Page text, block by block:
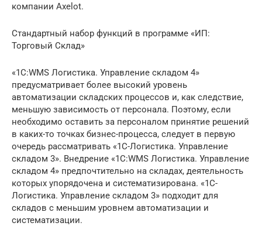
компании Axelot.
Стандартный набор функций в программе «ИП:
Торговый Склад»
«1С:WMS Логистика. Управление складом 4»
предусматривает более высокий уровень
автоматизации складских процессов и, как следствие,
меньшую зависимость от персонала. Поэтому, если
необходимо оставить за персоналом принятие решений
в каких-то точках бизнес-процесса, следует в первую
очередь рассматривать «1С-Логистика. Управление
складом 3». Внедрение «1С:WMS Логистика. Управление
складом 4» предпочтительно на складах, деятельность
которых упорядочена и систематизирована. «1С-
Логистика. Управление складом 3» подходит для
складов с меньшим уровнем автоматизации и
систематизации.